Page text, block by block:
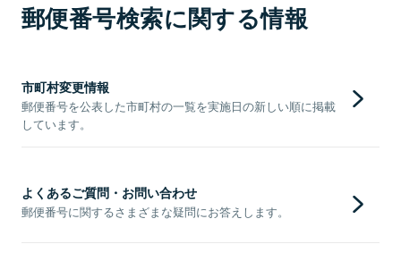
郵便番号検索に関する情報
市町村変更情報
郵便番号を公表した市町村の一覧を実施日の新しい順に掲載
しています。
よくあるご質問・お問い合わせ
郵便番号に関するさまざまな疑問にお答えします。